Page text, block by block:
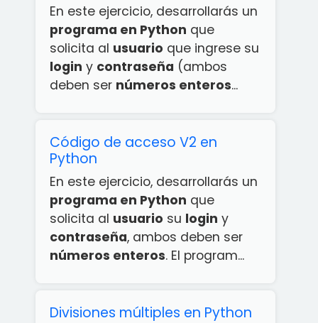
En este ejercicio, desarrollarás un
programa en Python que
solicita al usuario que ingrese su
login y contraseña (ambos
deben ser números enteros...
Código de acceso V2 en
Python
En este ejercicio, desarrollarás un
programa en Python que
solicita al usuario su login y
contraseña, ambos deben ser
números enteros. El program...
Divisiones múltiples en Python